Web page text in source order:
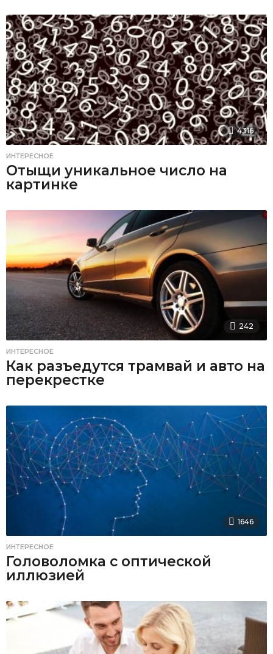
4316
ИНТЕРЕСНОЕ
Отыщи уникальное число на
картинке
242
ИНТЕРЕСНОЕ
Как разъедутся трамвай и авто на
перекрестке
1646
ИНТЕРЕСНОЕ
Головоломка с оптической
иллюзией